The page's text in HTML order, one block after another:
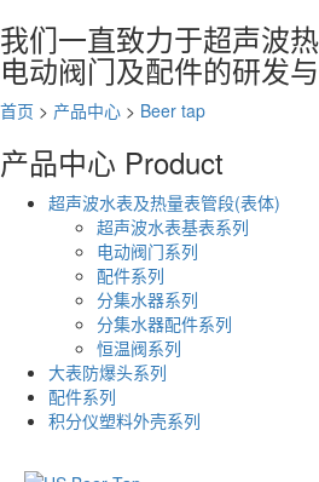
我们一直致力于超声波热
电动阀门及配件的研发
首页 > 产品中心 > Beer tap
产品中心 Product
超声波水表及热量表管段(表体)
超声波水表基表系列
电动阀门系列
配件系列
分集水器系列
分集水器配件系列
恒温阀系列
大表防爆头系列
配件系列
积分仪塑料外壳系列